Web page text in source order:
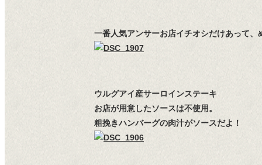
一番人気アンサーお店イチオシだけあって、
ウルグアイ産サーロインステーキ
お店が用意したソースは不使用。
粗挽きハンバーグの肉汁がソースだよ！